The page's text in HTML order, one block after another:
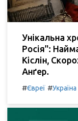
Унікальна
Росія":
Кіслін,
Анґер.
#Євреї #Україна